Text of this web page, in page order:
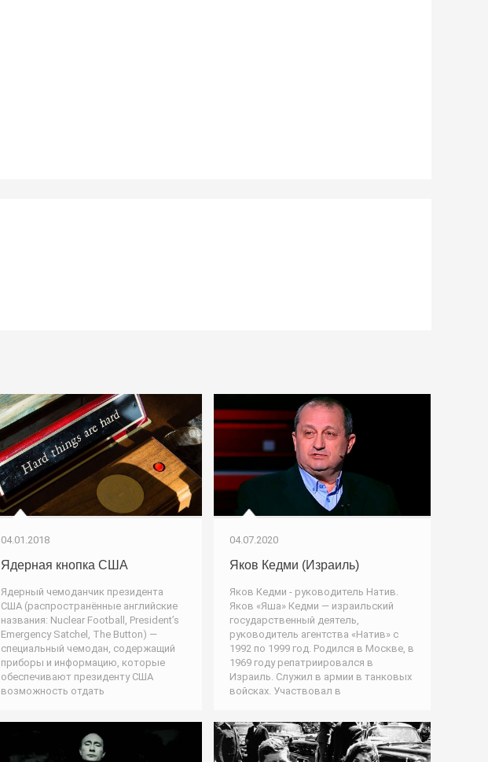
04.01.2018
Ядерная кнопка США
Ядерный чемоданчик президента
США (распространённые английские
названия: Nuclear Football, President’s
Emergency Satchel, The Button) —
специальный чемодан, содержащий
приборы и информацию, которые
обеспечивают президенту США
возможность отдать
04.07.2020
Яков Кедми (Израиль)
Яков Кедми - руководитель Натив.
Яков «Яша» Кедми — израильский
государственный деятель,
руководитель агентства «Натив» с
1992 по 1999 год. Родился в Москве, в
1969 году репатриировался в
Израиль. Служил в армии в танковых
войсках. Участвовал в